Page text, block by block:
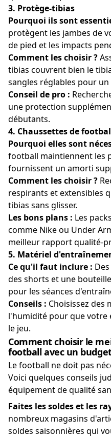
3. Protège-tibias
Pourquoi ils sont
protègent les jambes de
de pied et les impacts
Comment les choisir ?
tibias couvrent bien le
sangles réglables pour
Conseil de pro :
une protection
débutants.
4. Chaussettes de
Pourquoi elles sont
football maintiennent les
fournissent un amorti
Comment les choisir ?
respirants et extensibles
tibias sans glisser.
Les bons plans : Les
comme Nike ou Under
meilleur rapport qualité-
5. Matériel
Ce qu'il faut inclure :
des shorts et une
pour les séances
Conseils : Choisissez des
l'humidité pour que votre
le jeu.
Comment choisir le
football avec un
Le football ne doit pas
Voici quelques conseils
équipement de qualité
Faites les soldes et les
nombreux magasins
soldes saisonnières qui